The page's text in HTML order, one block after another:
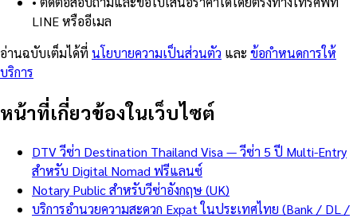
LINE หรืออีเมล
อ่านฉบับเต็มได้ที่ นโยบายความเป็นส่วนตัว และ ข้อกำหนดการให้
บริการ
หน้าที่เกี่ยวข้องในเว็บไซต์
DTV วีซ่า Destination Thailand Visa — วีซ่า 5 ปี Multi-Entry
สำหรับ Digital Nomad ฟรีแลนซ์
Notary Public สำหรับวีซ่าอังกฤษ (UK)
บริการอำนวยความสะดวก Expat ในประเทศไทย (Bank / DL /